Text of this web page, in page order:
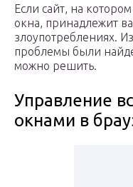
Если сайт, на
окна, принадлежит
злоупотреблениях.
проблемы были
можно решить.
Управление
окнами в